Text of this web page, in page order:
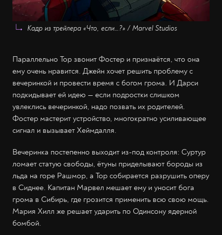
Кадр из трейлера «Что, если…?» / Marvel Studios
Параллельно Тор звонит Фостер и признаётся, что она
ему очень нравится. Джейн хочет решить проблему с
вечеринкой и провести время с богом грома. И Дарси
подкидывает ей идею — если подростки слишком
увлеклись вечеринкой, надо позвать их родителей.
Фостер мастерит устройство, многократно усиливающее
сигнал и вызывает Хеймдалля.
Вечеринка постепенно выходит из-под контроля: Суртур
ломает статую свободы, ётуны приделывают бороды из
льда на горе Рашмор, а Тор собирается разрушить оперу
в Сиднее. Капитан Марвел мешает ему и уносит бога
грома в Сибирь, где грозится применить всю свою мощь.
Мария Хилл же решает ударить по Одинсону ядерной
бомбой.